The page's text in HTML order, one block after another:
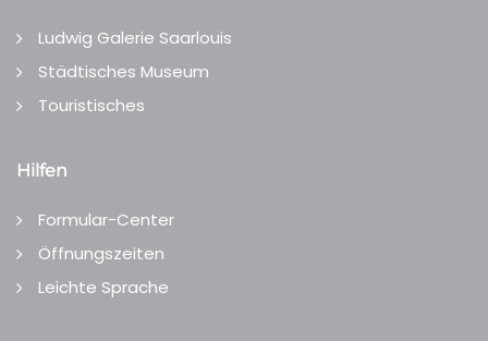
Ludwig Galerie Saarlouis
Städtisches Museum
Touristisches
Hilfen
Formular-Center
Öffnungszeiten
Leichte Sprache